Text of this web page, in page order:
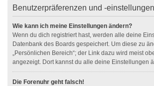
Benutzerpräferenzen und -einstellungen
Wie kann ich meine Einstellungen ändern?
Wenn du dich registriert hast, werden alle deine
Datenbank des Boards gespeichert. Um diese zu
„Persönlichen Bereich“; der Link dazu wird meist
angezeigt. Dort kannst du alle deine Einstellungen
Die Forenuhr geht falsch!